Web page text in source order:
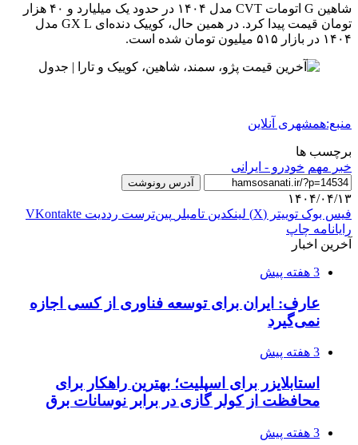
شاهین G اتومات CVT مدل ۱۴۰۴ در حدود یک میلیارد و ۴۰ هزار
تومان قیمت پیدا کرد. در همین حال، کوییک دنده‌ای GX L مدل
۱۴۰۴ در بازار ۵۱۵ میلیون تومان شده است.
منبع:همشهری آنلاین
برچسب ها
خبر مهم خودرو - ایرانی
آدرس رونوشت
۱۴۰۴/۰۴/۱۳
فیس بوک توییتر (X) لینکدین ‫تامبلر ‫پین‌ترست ‫رددیت ‫VKontakte
رایانامه چاپ
آخرین اخبار
3 هفته پیش
عارف: ایران برای توسعه فناوری از کسی اجازه
نمی‌گیرد
3 هفته پیش
استابلایزر برای اسپلیت؛ بهترین راهکار برای
محافظت از کولر گازی در برابر نوسانات برق
3 هفته پیش